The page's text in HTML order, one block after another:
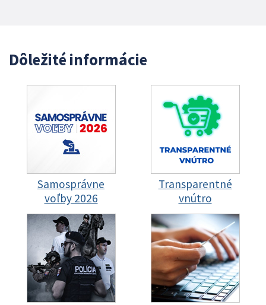
Dôležité informácie
Samosprávne
voľby 2026
Transparentné
vnútro